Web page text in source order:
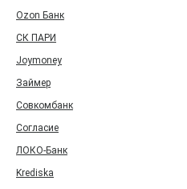
Ozon Банк
СК ПАРИ
Joymoney
Займер
Совкомбанк
Согласие
ЛОКО-Банк
Krediska